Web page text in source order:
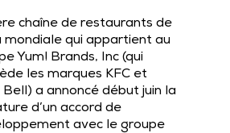
chaîne de restaurants de
mondiale qui appartient au
Yum! Brands, Inc (qui
les marques KFC et
Bell) a annoncé début juin la
d’un accord de
avec le groupe